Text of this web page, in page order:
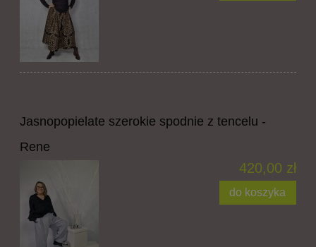
Jasnopopielate szerokie spodnie z tencelu -
Rene
420,00 zł
do koszyka